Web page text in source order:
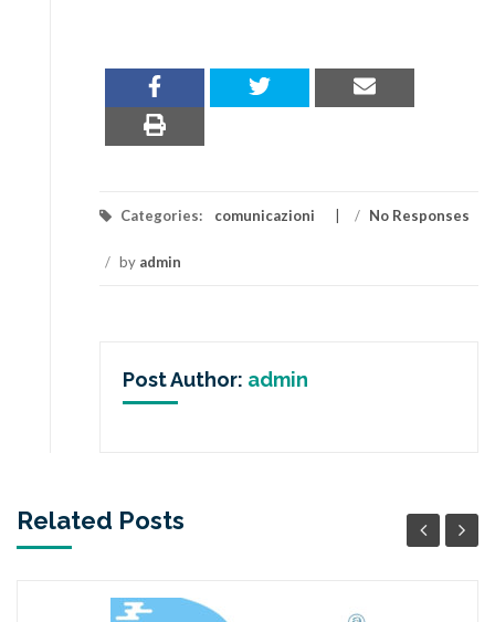
Categories: comunicazioni / No Responses
/ by admin
Post Author: admin
Related Posts